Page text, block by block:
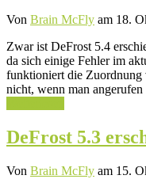
Von Brain McFly am 18.
Zwar ist DeFrost 5.4
da sich einige Fehler im
funktioniert die Zuordnung
nicht, wenn man
DeFrost 5.3
Von Brain McFly am 15.